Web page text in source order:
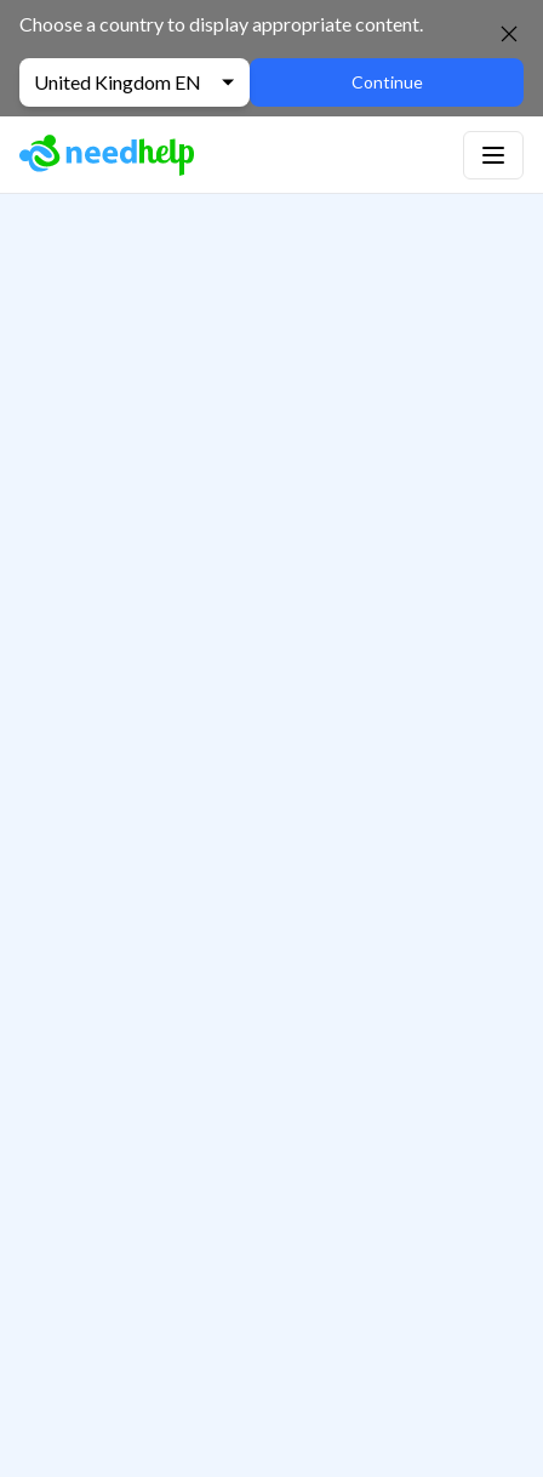
Choose a country to display appropriate content.
United Kingdom EN Continue